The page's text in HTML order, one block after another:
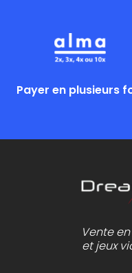
Payer en plusieurs
Vente
et jeux